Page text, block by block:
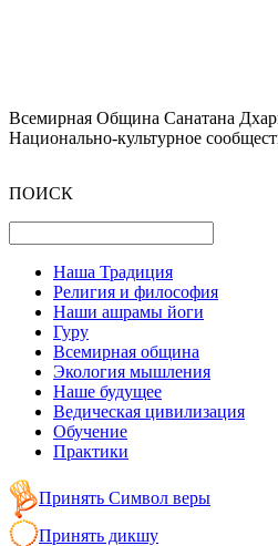
Всемирная Община Санатана
Национально-культурное
ПОИСК
Наша Традиция
Религия и философия
Наши ашрамы йоги
Гуру
Всемирная община
Экология мышления
Наше будущее
Ведическая цивилизация
Обучение
Практики
Принять Символ веры
Принять дикшу